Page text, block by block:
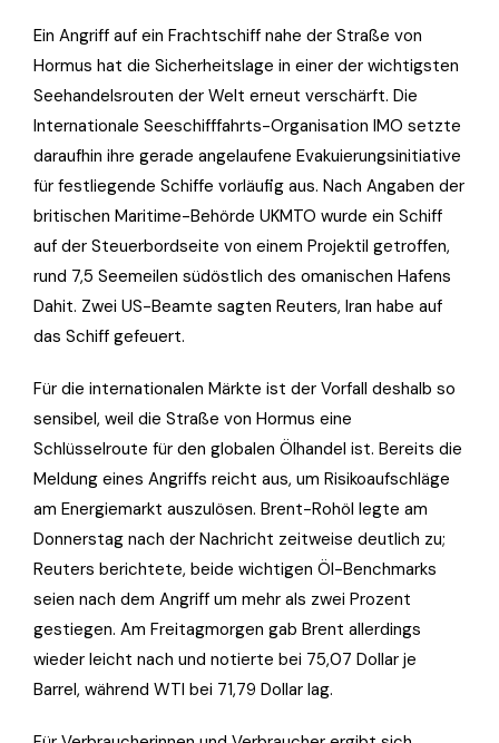
Ein Angriff auf ein Frachtschiff nahe der Straße von
Hormus hat die Sicherheitslage in einer der wichtigsten
Seehandelsrouten der Welt erneut verschärft. Die
Internationale Seeschifffahrts-Organisation IMO setzte
daraufhin ihre gerade angelaufene Evakuierungsinitiative
für festliegende Schiffe vorläufig aus. Nach Angaben der
britischen Maritime-Behörde UKMTO wurde ein Schiff
auf der Steuerbordseite von einem Projektil getroffen,
rund 7,5 Seemeilen südöstlich des omanischen Hafens
Dahit. Zwei US-Beamte sagten Reuters, Iran habe auf
das Schiff gefeuert.
Für die internationalen Märkte ist der Vorfall deshalb so
sensibel, weil die Straße von Hormus eine
Schlüsselroute für den globalen Ölhandel ist. Bereits die
Meldung eines Angriffs reicht aus, um Risikoaufschläge
am Energiemarkt auszulösen. Brent-Rohöl legte am
Donnerstag nach der Nachricht zeitweise deutlich zu;
Reuters berichtete, beide wichtigen Öl-Benchmarks
seien nach dem Angriff um mehr als zwei Prozent
gestiegen. Am Freitagmorgen gab Brent allerdings
wieder leicht nach und notierte bei 75,07 Dollar je
Barrel, während WTI bei 71,79 Dollar lag.